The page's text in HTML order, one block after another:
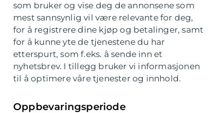
som bruker og vise deg de annonsene som
mest sannsynlig vil være relevante for deg,
for å registrere dine kjøp og betalinger, samt
for å kunne yte de tjenestene du har
etterspurt, som f.eks. å sende inn et
nyhetsbrev. I tillegg bruker vi informasjonen
til å optimere våre tjenester og innhold.
Oppbevaringsperiode